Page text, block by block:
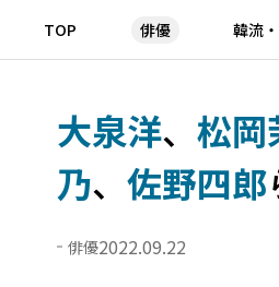
TOP 俳優 韓流
大泉洋、 松岡
乃、 佐野四郎
俳優2022.09.22